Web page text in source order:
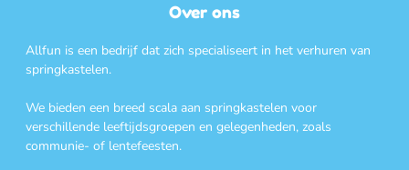
Over ons
Allfun is een bedrijf dat zich specialiseert in het verhuren van
springkastelen.
We bieden een breed scala aan springkastelen voor
verschillende leeftijdsgroepen en gelegenheden, zoals
communie- of lentefeesten.